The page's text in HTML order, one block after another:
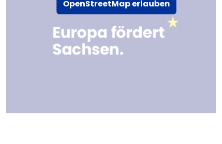
OpenStreetMap erlauben